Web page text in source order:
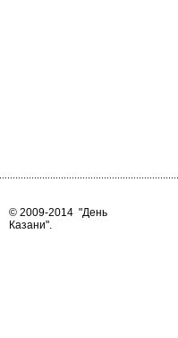
© 2009-2014 "День
Казани".